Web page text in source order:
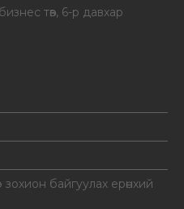
төв, 6-р давхар
байгуулах ерөнхий